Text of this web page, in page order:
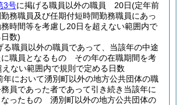
3号に掲げる職員以外の職員 20日(定年前
務職員及び任期付短時間勤務職員にあっ
時間等を考慮し20日を超えない範囲内で
数)
る職員以外の職員であって、当該年の中途
に職員となるもの その年の在職期間を考
ない範囲内で規則で定める日数
年において湧別町以外の地方公共団体の職
員であった者であって引き続き当該年に
なったもの 湧別町以外の地方公共団体の